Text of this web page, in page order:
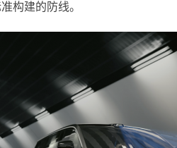
构建的防线。